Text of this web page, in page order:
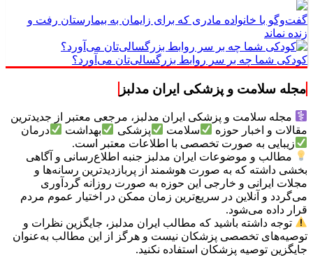
گفت‌وگو با خانواده مادری که برای زایمان به بیمارستان رفت و
زنده نماند
کودکی شما چه بر سر روابط بزرگسالی‌تان می‌آورد؟
مجله سلامت و پزشکی ایران مدلبز
مجله سلامت و پزشکی ایران مدلبز، مرجعی معتبر از جدیدترین
مقالات و اخبار حوزه
سلامت پزشکی بهداشت
درمان
زیبایی به صورت تخصصی با اطلاعات معتبر است.
مطالب و موضوعات ایران مدلبز جنبه اطلاع‌رسانی و آگاهی
بخشی داشته که به صورت هوشمند از پربازدیدترین رسانه‌ها و
مجلات ایرانی و خارجی این حوزه به صورت روزانه گردآوری
می‌گردد و آنلاین در سریع‌ترین زمان ممکن در اختیار عموم مردم
قرار داده می‌شود.
توجه داشته باشید که مطالب ایران مدلبز، جایگزین نظرات و
توصیه‌های تخصصی پزشکان نیست و هرگز از این مطالب به‌عنوان
جایگزین توصیه پزشکان استفاده نکنید.